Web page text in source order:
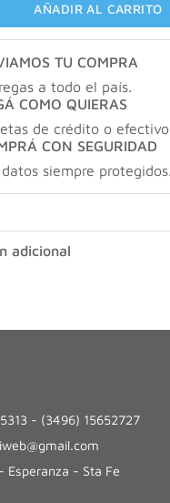
AÑADIR AL CARRITO
TU COMPRA
a todo el país.
COMO QUIERAS
de crédito o efectivo.
CON SEGURIDAD
datos siempre protegidos.
adicional
- (3496) 15652727
Esperanza - Sta Fe